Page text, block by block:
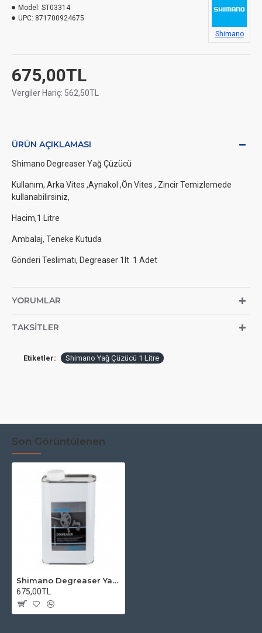
675,00TL
Vergiler Hariç: 562,50TL
Model: ST03314
UPC: 871700924675
Shimano
ÜRÜN AÇIKLAMASI
Shimano Degreaser Yağ Çüzücü
Kullanım, Arka Vites ,Aynakol ,Ön Vites , Zincir Temizlemede
kullanabilirsiniz,
Hacim,1 Litre
Ambalaj, Teneke Kutuda
Gönderi Teslimatı, Degreaser 1lt 1 Adet
YORUMLAR
TAKSITLER
Etiketler: Shimano Yağ Çüzücü 1 Litre
Son Görüntülenen
Shimano Degreaser Yağ Çüzücü 1 Litre
675,00TL